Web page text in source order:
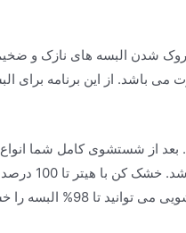
شدن البسه های نازک و ضخیم
با 20 درجه حرارت می باشد. از این
این که
البسه را خشک تحویل بگیرید.